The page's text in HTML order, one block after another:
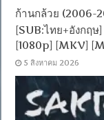
ก้านกล้วย (2006-
[SUB:ไทย+อังกฤ
[1080p] [MKV]
5 สิงหาคม 2026